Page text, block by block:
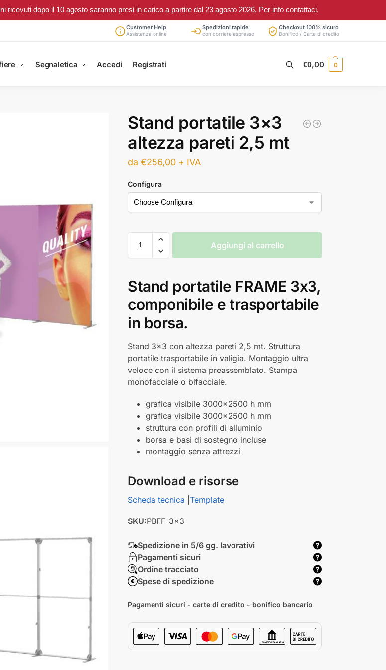
dopo il 10 agosto saranno presi in carico a partire dal 23 agosto 2026. Per info contattaci.
Customer Help
Assistenza online
Spedizioni rapide
con corriere espresso
Checkout 100% sicuro
Bonifico / Carte di credito
Segnaletica Accedi Registrati €0,00 0
Stand portatile 3×3
altezza pareti 2,5 mt
da€256,00 + IVA
Configura
Aggiungi al carrello
Stand portatile FRAME 3x3,
componibile e trasportabile
in borsa.
Stand 3x3 con altezza pareti 2,5 mt. Struttura
portatile trasportabile in valigia. Montaggio ultra
veloce con il sistema preassemblato. Stampa
monofacciale o bifacciale.
grafica visibile 3000×2500 h mm
grafica visibile 3000×2500 h mm
struttura con profili di alluminio
borsa e basi di sostegno incluse
montaggio senza attrezzi
Download e risorse
Scheda tecnica |Template
SKU:PBFF-3x3
Spedizione in 5/6 gg. lavorativi
Pagamenti sicuri
Ordine tracciato
Spese di spedizione
Pagamenti sicuri - carte di credito - bonifico bancario